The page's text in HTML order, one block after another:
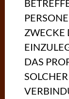
ZWECKE
DAS